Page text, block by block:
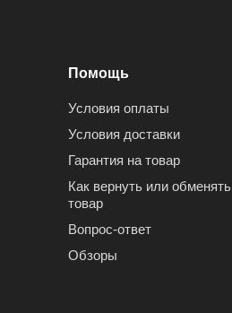
Помощь
Условия оплаты
Условия доставки
Гарантия на товар
Как вернуть или обменять
товар
Вопрос-ответ
Обзоры